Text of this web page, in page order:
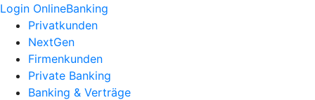
Login OnlineBanking
Privatkunden
NextGen
Firmenkunden
Private Banking
Banking & Verträge